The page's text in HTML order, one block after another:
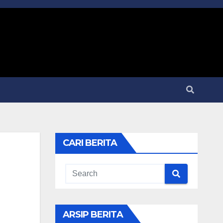
CARI BERITA
ARSIP BERITA